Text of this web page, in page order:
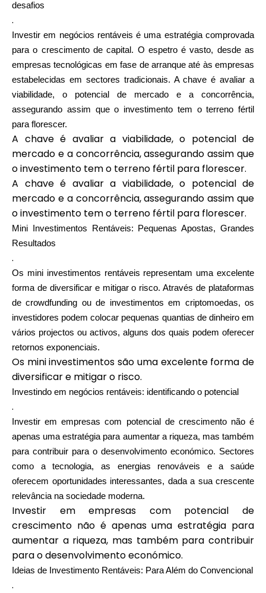
Contacte-nos
Ajuda
Minha Conta
Obter Financiamento
ask@scrambleup.com
+372 712 2955
desafios
.
Investir em negócios rentáveis é uma estratégia comprovada
para o crescimento de capital. O espetro é vasto, desde as
empresas tecnológicas em fase de arranque até às empresas
estabelecidas em sectores tradicionais. A chave é avaliar a
viabilidade, o potencial de mercado e a concorrência,
assegurando assim que o investimento tem o terreno fértil
para florescer.
A chave é avaliar a viabilidade, o potencial de
mercado e a concorrência, assegurando assim que
o investimento tem o terreno fértil para florescer.
A chave é avaliar a viabilidade, o potencial de
mercado e a concorrência, assegurando assim que
o investimento tem o terreno fértil para florescer.
Mini Investimentos Rentáveis: Pequenas Apostas, Grandes
Resultados
.
Os mini investimentos rentáveis representam uma excelente
forma de diversificar e mitigar o risco. Através de plataformas
de crowdfunding ou de investimentos em criptomoedas, os
investidores podem colocar pequenas quantias de dinheiro em
vários projectos ou activos, alguns dos quais podem oferecer
retornos exponenciais.
Os mini investimentos são uma excelente forma de
diversificar e mitigar o risco.
Investindo em negócios rentáveis: identificando o potencial
.
Investir em empresas com potencial de crescimento não é
apenas uma estratégia para aumentar a riqueza, mas também
para contribuir para o desenvolvimento económico. Sectores
como a tecnologia, as energias renováveis e a saúde
oferecem oportunidades interessantes, dada a sua crescente
relevância na sociedade moderna.
Investir em empresas com potencial de
crescimento não é apenas uma estratégia para
aumentar a riqueza, mas também para contribuir
para o desenvolvimento económico.
Ideias de Investimento Rentáveis: Para Além do Convencional
.